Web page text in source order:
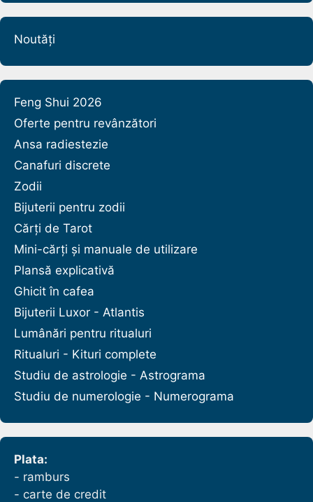
Noutăți
Feng Shui 2026
Oferte pentru revânzători
Ansa radiestezie
Canafuri discrete
Zodii
Bijuterii pentru zodii
Cărți de Tarot
Mini-cărți și manuale de utilizare
Plansă explicativă
Ghicit în cafea
Bijuterii Luxor - Atlantis
Lumânări pentru ritualuri
Ritualuri - Kituri complete
Studiu de astrologie - Astrograma
Studiu de numerologie - Numerograma
Plata:
- ramburs
- carte de credit